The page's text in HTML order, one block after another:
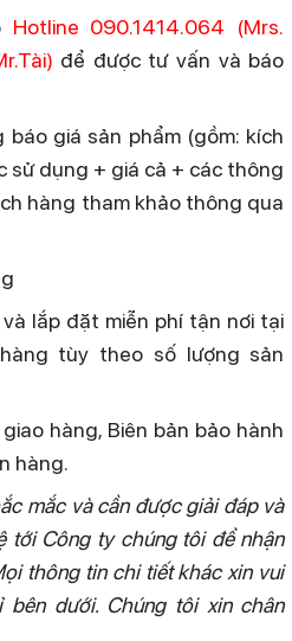
Hotline 090.1414.064 (Mrs.
để được tư vấn và báo
giá sản phẩm (gồm: kích
sử dụng + giá cả + các thông
hàng tham khảo thông qua
lắp đặt miễn phí tận nơi tại
tùy theo số lượng sản
hàng, Biên bản bảo hành
hàng.
mắc và cần được giải đáp và
tới Công ty chúng tôi để nhận
thông tin chi tiết khác xin vui
dưới. Chúng tôi xin chân